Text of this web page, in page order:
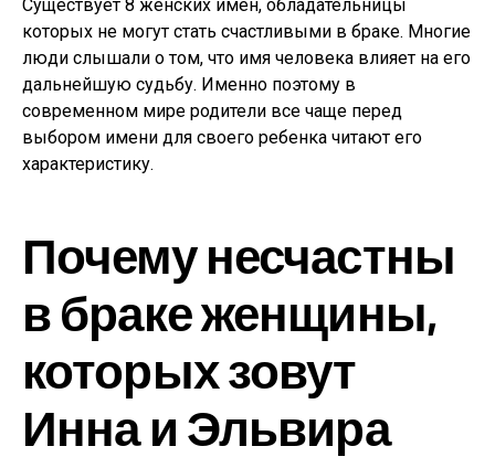
Существует 8 женских имен, обладательницы
которых не могут стать счастливыми в браке. Многие
люди слышали о том, что имя человека влияет на его
дальнейшую судьбу. Именно поэтому в
современном мире родители все чаще перед
выбором имени для своего ребенка читают его
характеристику.
Почему несчастны
в браке женщины,
которых зовут
Инна и Эльвира